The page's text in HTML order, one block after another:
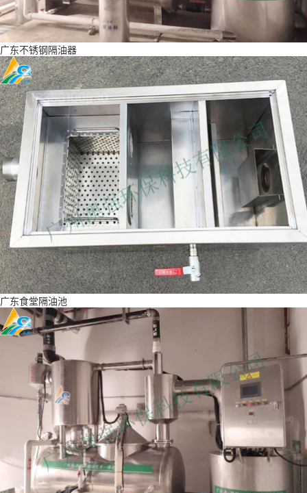
广东不锈钢隔油器
广东食堂隔油池